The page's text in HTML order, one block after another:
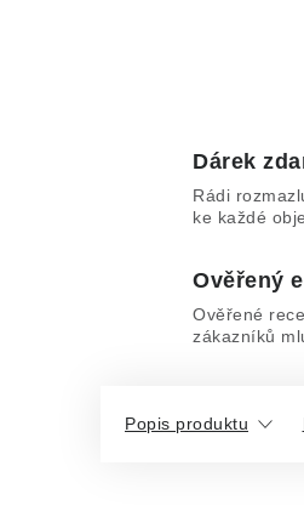
Dárek
Rádi
ke každé
Ověřený
Ověřené
zákazníků
Popis produktu